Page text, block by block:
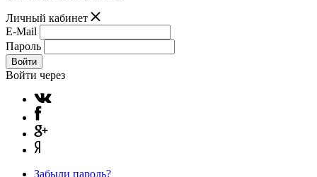
Личный кабинет
E-Mail
Пароль
Войти
Войти через
Забыли пароль?